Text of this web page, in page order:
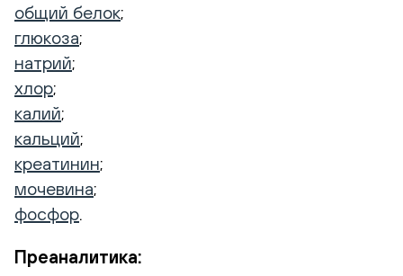
общий белок;
глюкоза;
натрий;
хлор;
калий;
кальций;
креатинин;
мочевина;
фосфор
Преаналитика: